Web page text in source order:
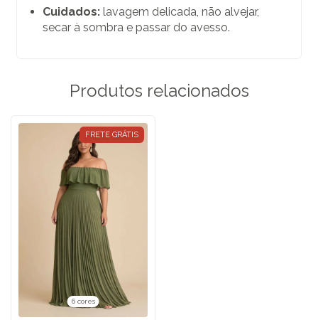
Cuidados: lavagem delicada, não alvejar,
secar à sombra e passar do avesso.
Produtos relacionados
FRETE GRÁTIS
6 cores